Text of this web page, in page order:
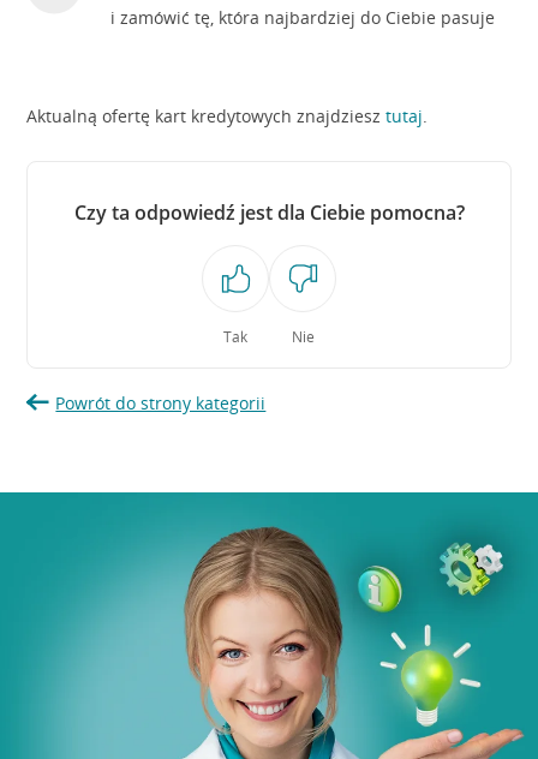
i zamówić tę, która najbardziej do Ciebie pasuje
Aktualną ofertę kart kredytowych znajdziesztutaj.
Czy ta odpowiedź jest dla Ciebie pomocna?
Tak Nie
Powrót do strony kategorii